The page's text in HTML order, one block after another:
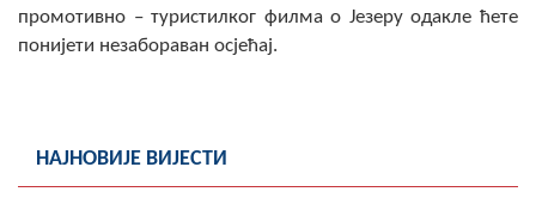
Туризам
промотивно – туристилког филма о Језеру одакле ћете
понијети незабораван осјећај.
НАЈНОВИЈЕ ВИЈЕСТИ